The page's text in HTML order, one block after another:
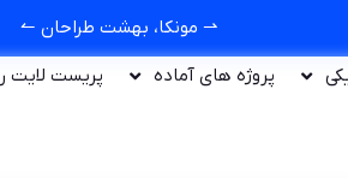
⇀ مونکا، بهشت طراحان ↼
پروژه های آماده پریست لایت